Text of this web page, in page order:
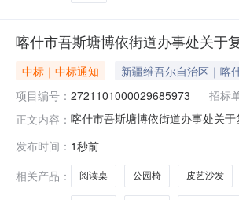
喀什市吾斯塘博依街道办事处关于
中标｜中标通知 新疆维吾尔自治区｜喀
项目编号： 2721101000029685973 招标
正文内容： 喀什市吾斯塘博依街道办事处关
政区划编码:653101项目所在行
发布时间： 1秒前
相关产品：
阅读桌 公园椅 皮艺沙发